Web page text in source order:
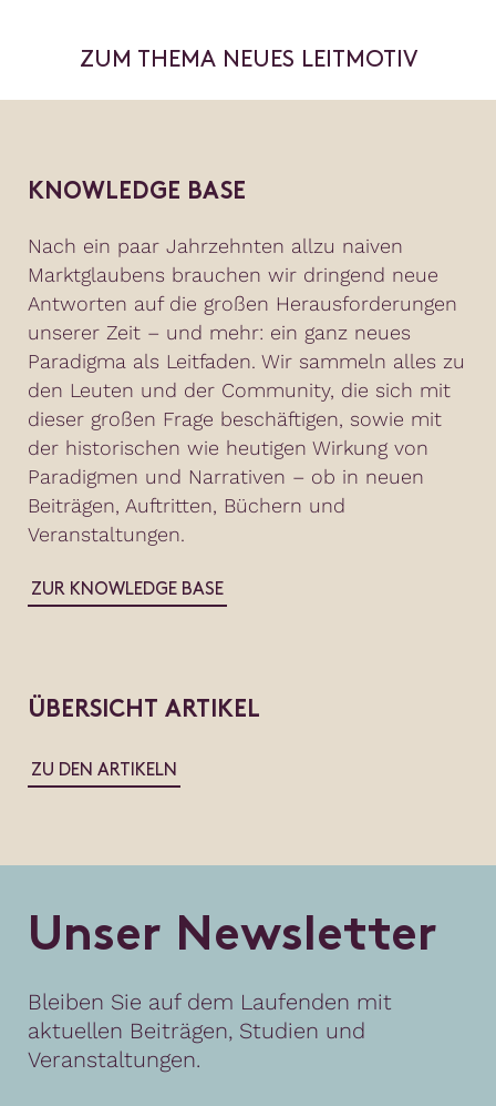
ZUM THEMA NEUES LEITMOTIV
KNOWLEDGE BASE
Nach ein paar Jahrzehnten allzu naiven
Marktglaubens brauchen wir dringend neue
Antworten auf die großen Herausforderungen
unserer Zeit – und mehr: ein ganz neues
Paradigma als Leitfaden. Wir sammeln alles zu
den Leuten und der Community, die sich mit
dieser großen Frage beschäftigen, sowie mit
der historischen wie heutigen Wirkung von
Paradigmen und Narrativen – ob in neuen
Beiträgen, Auftritten, Büchern und
Veranstaltungen.
ZUR KNOWLEDGE BASE
ÜBERSICHT ARTIKEL
ZU DEN ARTIKELN
Unser Newsletter
Bleiben Sie auf dem Laufenden mit
aktuellen Beiträgen, Studien und
Veranstaltungen.